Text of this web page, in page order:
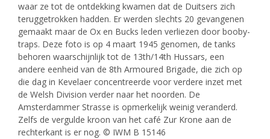
waar ze tot de ontdekking kwamen dat de Duitsers zich
teruggetrokken hadden. Er werden slechts 20 gevangenen
gemaakt maar de Ox en Bucks leden verliezen door booby-
traps. Deze foto is op 4 maart 1945 genomen, de tanks
behoren waarschijnlijk tot de 13th/14th Hussars, een
andere eenheid van de 8th Armoured Brigade, die zich op
die dag in Kevelaer concentreerde voor verdere inzet met
de Welsh Division verder naar het noorden. De
Amsterdammer Strasse is opmerkelijk weinig veranderd.
Zelfs de vergulde kroon van het café Zur Krone aan de
rechterkant is er nog. © IWM B 15146